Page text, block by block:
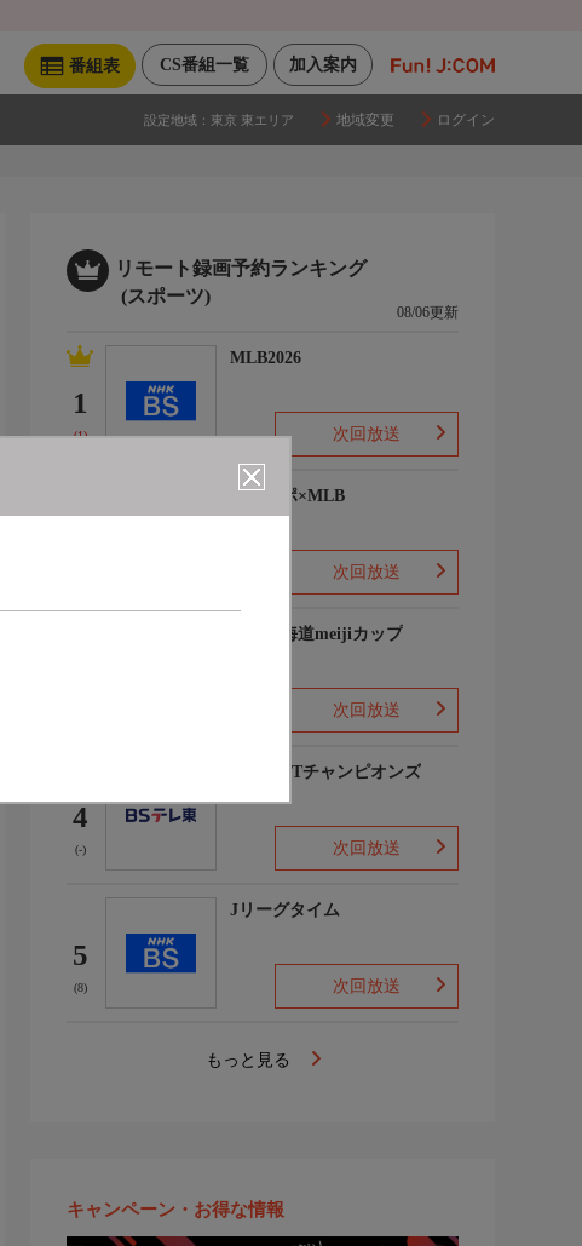
加入案内
CS番組一覧
番組表
設定地域： 東京 東エリア 地域変更 ログイン
リモート録画予約ランキング
(スポーツ)
08/06更新
1
(1)
MLB2026
次回放送
ワースポ×MLB
次回放送
2026北海道meijiカップ
次回放送
4
(-)
卓球WTTチャンピオンズ
次回放送
5
(8)
Jリーグタイム
次回放送
もっと見る
キャンペーン・お得な情報